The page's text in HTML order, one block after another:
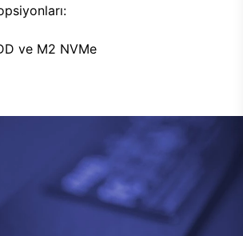
ve M2 NVMe